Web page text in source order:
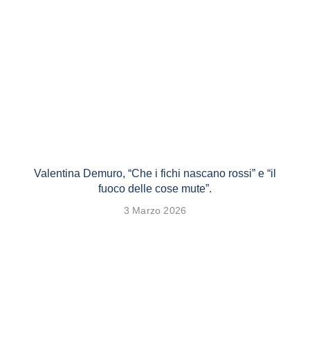
Valentina Demuro, “Che i fichi nascano rossi” e “il
fuoco delle cose mute”.
3 Marzo 2026